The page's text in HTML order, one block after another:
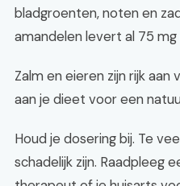
bladgroenten, noten en
amandelen levert al 75 mg
Zalm en eieren zijn rijk
aan je dieet voor een
Houd je dosering bij. Te
schadelijk zijn. Raadpleeg